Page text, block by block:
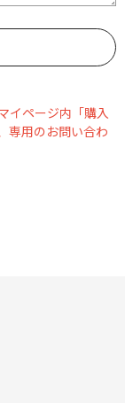
イページ内「購入
専用のお問い合わ